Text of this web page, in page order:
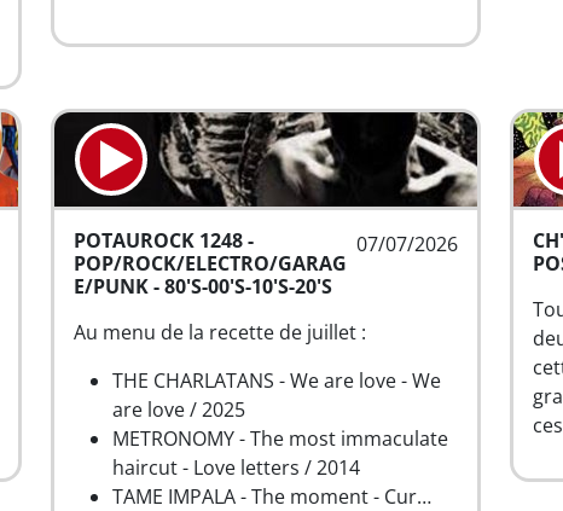
07/07/2026
POTAUROCK 1248 -
POP/ROCK/ELECTRO/GARAG
E/PUNK - 80'S-00'S-10'S-20'S
Au menu de la recette de juillet :
THE CHARLATANS - We are love - We
are love / 2025
METRONOMY - The most immaculate
haircut - Love letters / 2014
TAME IMPALA - The moment - Cur…